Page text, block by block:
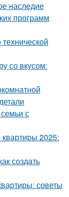
наследие
программ
со вкусом:
с
2025:
создать
советы